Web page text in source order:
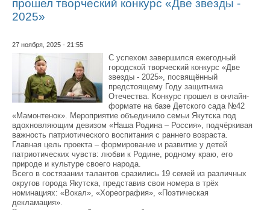
прошел творческий конкурс «Две звезды -
2025»
27 ноября, 2025 - 21:55
С успехом завершился ежегодный
городской творческий конкурс «Две
звезды - 2025», посвящённый
предстоящему Году защитника
Отечества. Конкурс прошел в онлайн-
формате на базе Детского сада №42
«Мамонтенок». Мероприятие объединило семьи Якутска под
вдохновляющим девизом «Наша Родина – Россия», подчёркивая
важность патриотического воспитания с раннего возраста.
Главная цель проекта – формирование и развитие у детей
патриотических чувств: любви к Родине, родному краю, его
природе и культуре своего народа.
Всего в состязании талантов сразились 19 семей из различных
округов города Якутска, представив свои номера в трёх
номинациях: «Вокал», «Хореография», «Поэтическая
декламация».